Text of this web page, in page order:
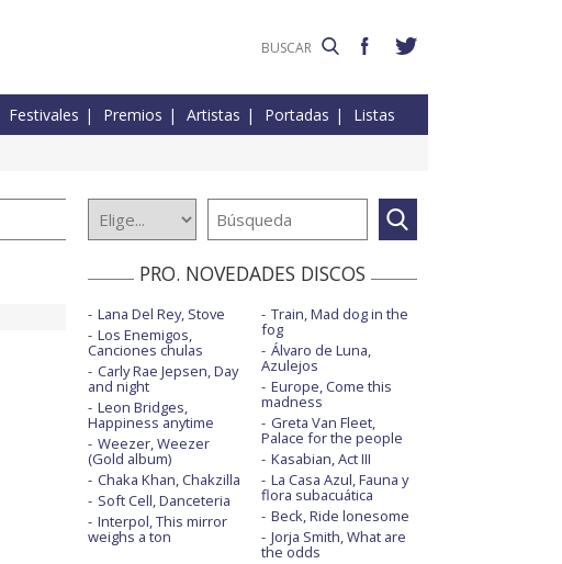
Festivales Premios Artistas Portadas Listas
PRO. NOVEDADES DISCOS
Lana Del Rey, Stove
Los Enemigos,
Canciones chulas
Carly Rae Jepsen, Day
and night
Leon Bridges,
Happiness anytime
Weezer, Weezer
(Gold album)
Chaka Khan, Chakzilla
Soft Cell, Danceteria
Interpol, This mirror
weighs a ton
Train, Mad dog in the
fog
Álvaro de Luna,
Azulejos
Europe, Come this
madness
Greta Van Fleet,
Palace for the people
Kasabian, Act III
La Casa Azul, Fauna y
flora subacuática
Beck, Ride lonesome
Jorja Smith, What are
the odds